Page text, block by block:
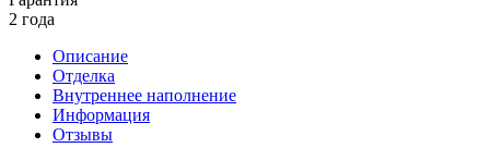
2 года
Описание
Отделка
Внутреннее наполнение
Информация
Отзывы